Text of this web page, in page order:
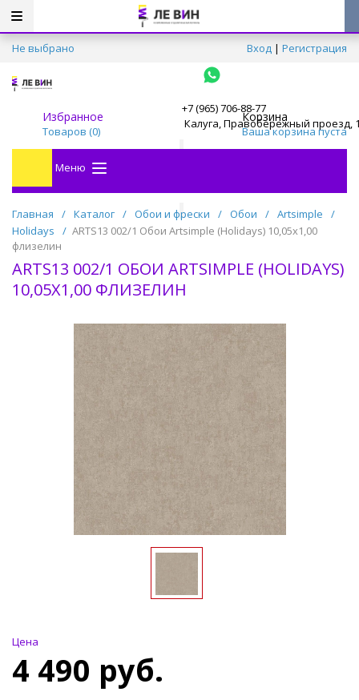
Не выбрано Вход | Регистрация
+7 (965) 706-88-77
Калуга, Правобережный проезд,
Избранное
Товаров (0)
Корзина
Ваша корзина пуста
Меню
Главная / Каталог / Обои и фрески / Обои / Artsimple
/
Holidays
/ ARTS13 002/1 Обои Artsimple (Holidays) 10,05x1,00
флизелин
ARTS13 002/1 ОБОИ ARTSIMPLE (HOLIDAYS)
10,05X1,00 ФЛИЗЕЛИН
Цена
4 490 руб.